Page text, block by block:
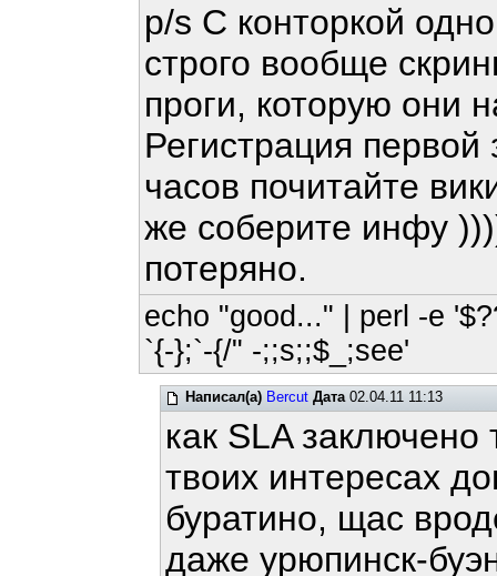
p/s С конторкой
строго вообще
проги, которую они
Регистрация первой
часов почитайте
же соберите инфу
потеряно.
echo "good..." | perl -e
`{-};`-{/" -;;s;;$_;see'
Написал(а) Bercut Дата02.04.11 11:13
как SLA
твоих интересах
буратино, щас
даже урюпинск-